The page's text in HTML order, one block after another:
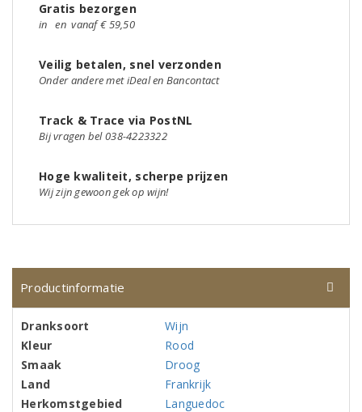
Gratis bezorgen
in en vanaf € 59,50
Veilig betalen, snel verzonden
Onder andere met iDeal en Bancontact
Track & Trace via PostNL
Bij vragen bel 038-4223322
Hoge kwaliteit, scherpe prijzen
Wij zijn gewoon gek op wijn!
Productinformatie
Dranksoort
Wijn
Kleur
Rood
Smaak
Droog
Land
Frankrijk
Herkomstgebied
Languedoc